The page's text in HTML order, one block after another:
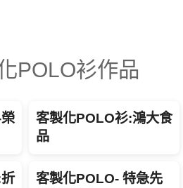
POLO衫作品
客製化POLO衫:鴻大食
品
客製化POLO- 特急先